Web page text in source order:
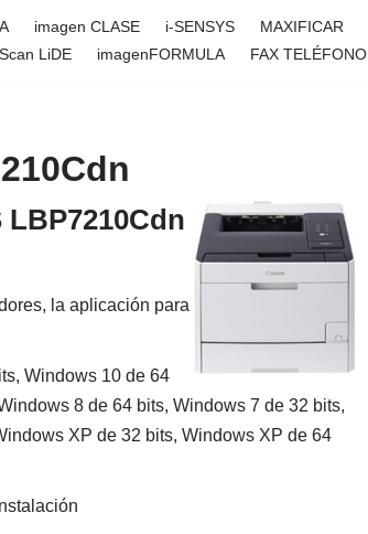
imagen CLASE i-SENSYS MAXIFICAR
LiDE
imagenFORMULA FAX TELÉFONO
la aplicación para
Windows 10 de 64
8 de 64 bits, Windows 7 de 32 bits,
XP de 32 bits, Windows XP de 64